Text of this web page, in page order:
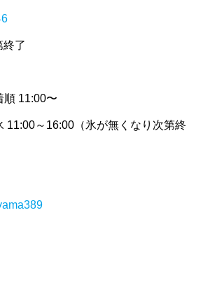
終了
順 11:00〜
11:00～16:00（氷が無くなり次第終